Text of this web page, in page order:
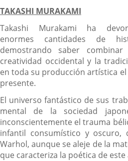
TAKASHI MURAKAMI
Takashi Murakami ha
enormes cantidades de
demostrando saber
creatividad occidental y la
en toda su producción artística
presente.
El universo fantástico de sus
mental de la sociedad
inconscientemente el trauma
infantil consumístico y oscuro,
Warhol, aunque se aleje de la
que caracteriza la poética de